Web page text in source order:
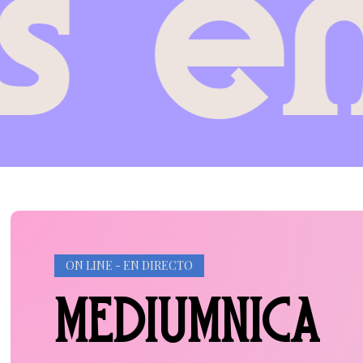
ON LINE - EN DIRECTO
MEDIUMNICA